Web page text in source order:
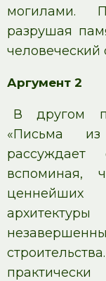
могилами.
разрушая
человеческий
Аргумент 2
В другом
«Письма
рассуждает
вспоминая,
ценнейших